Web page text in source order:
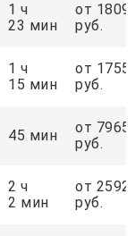
1 ч
23 мин
от 1809
руб.
1 ч
15 мин
от 1755
руб.
45 мин
от 7965
руб.
2 ч
2 мин
от 2592
руб.